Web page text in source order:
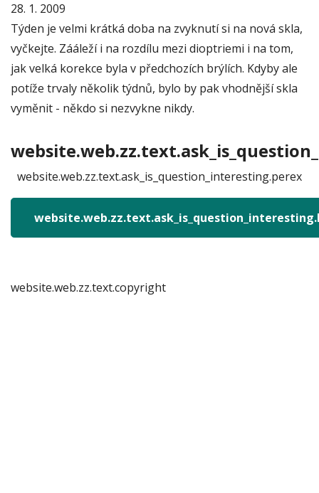
28. 1. 2009
Týden je velmi krátká doba na zvyknutí si na nová skla,
vyčkejte. Zááleží i na rozdílu mezi dioptriemi i na tom,
jak velká korekce byla v předchozích brýlích. Kdyby ale
potíže trvaly několik týdnů, bylo by pak vhodnější skla
vyměnit - někdo si nezvykne nikdy.
website.web.zz.text.ask_is_question_interesting.perex
website.web.zz.text.copyright